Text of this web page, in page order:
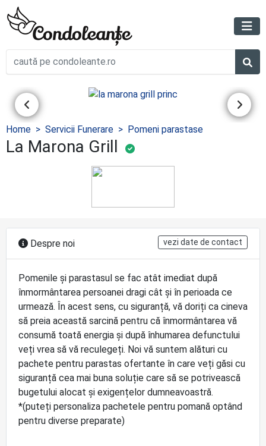
Home Servicii Funerare Pomeni parastase
La Marona Grill
Despre noi vezi date de contact
Pomenile și parastasul se fac atât imediat după
înmormântarea persoanei dragi cât și în perioada ce
urmează. În acest sens, cu siguranță, vă doriți ca cineva
să preia această sarcină pentru că înmormântarea vă
consumă toată energia și după înhumarea defunctului
veți vrea să vă reculegeți. Noi vă suntem alături cu
pachete pentru parastas ofertante în care veți găsi cu
siguranță cea mai buna soluție care să se potrivească
bugetului alocat și exigențelor dumneavoastră.
*(puteți personaliza pachetele pentru pomană optând
pentru diverse preparate)